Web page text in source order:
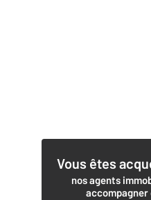
Vous êtes
nos agents
accompagner